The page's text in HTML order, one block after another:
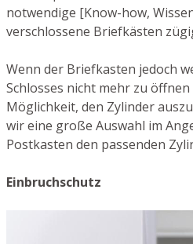
notwendige [Know-how,
verschlossene Briefkästen
Wenn der Briefkasten jedoch
Schlosses nicht mehr zu
Möglichkeit, den Zylinder
wir eine große Auswahl im
Postkasten den passenden
Einbruchschutz